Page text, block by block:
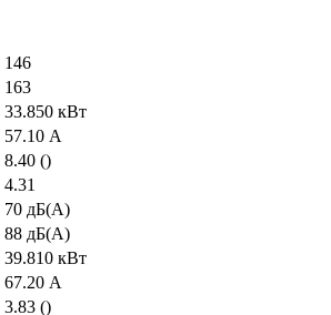
146
163
33.850 кВт
57.10 А
8.40 ()
4.31
70 дБ(А)
88 дБ(А)
39.810 кВт
67.20 А
3.83 ()